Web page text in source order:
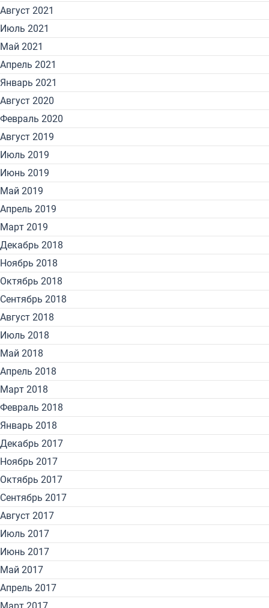
Август 2021
Июль 2021
Май 2021
Апрель 2021
Январь 2021
Август 2020
Февраль 2020
Август 2019
Июль 2019
Июнь 2019
Май 2019
Апрель 2019
Март 2019
Декабрь 2018
Ноябрь 2018
Октябрь 2018
Сентябрь 2018
Август 2018
Июль 2018
Май 2018
Апрель 2018
Март 2018
Февраль 2018
Январь 2018
Декабрь 2017
Ноябрь 2017
Октябрь 2017
Сентябрь 2017
Август 2017
Июль 2017
Июнь 2017
Май 2017
Апрель 2017